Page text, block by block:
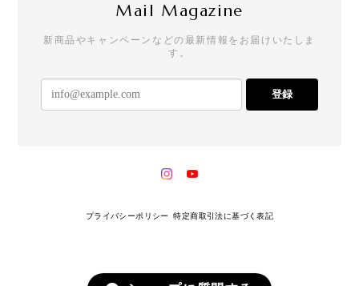
Mail Magazine
新商品やキャンペーンなどの最新情報をお届けいたしま
す。
登録
プライバシーポリシー 特定商取引法に基づく表記